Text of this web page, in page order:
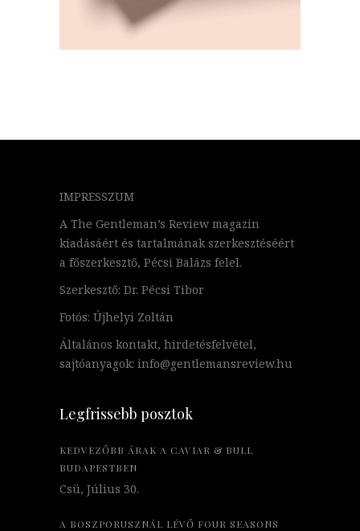
IMPRESSZUM
A The Gentleman’s Review magazin
kiadásáért és tartalmának szerkesztéséért
a főszerkesztő, Pécsi Balázs felel.
Szerkesztő: Dr. Pécsi Tibor
Fotós: Újhelyi Zoltán
Általános kontakt, hirdetésfelvétel,
sajtóanyagok: info@gentlemansreview.hu
Legfrissebb posztok
KEDVEZŐBB ÁRAK A CAVIAR & BULL
BUDAPESTBEN
Csü, Július 30.
A BOSZPORUSZNÁL LÉVŐ FOUR SEASONS